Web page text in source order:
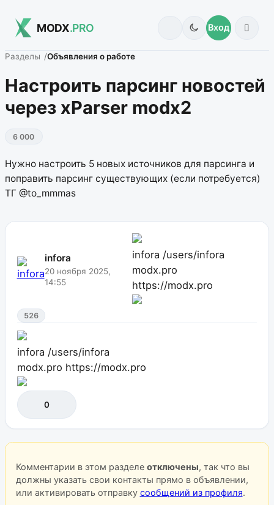
MODX.PRO Вход
Разделы Объявления о работе
Настроить парсинг новостей
через xParser modx2
6 000
Нужно настроить 5 новых источников для парсинга и
поправить парсинг существующих (если потребуется)
ТГ @to_mmmas
infora
20 ноября 2025,
14:55
infora /users/infora
modx.pro
https://modx.pro
526
infora /users/infora
modx.pro https://modx.pro
0
Комментарии в этом разделе отключены, так что вы
должны указать свои контакты прямо в объявлении,
или активировать отправку сообщений из профиля.